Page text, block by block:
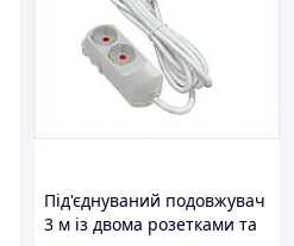
Під'єднуваний подовжувач
3 м із двома розетками та